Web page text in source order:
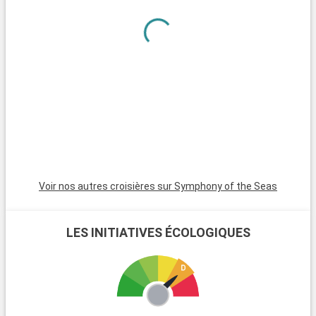
traditionnel, la maison des pionniers « Franck et Ivy
Stranahan » et enfin le « NSU Art Museum », un musée d'art
Voir nos autres croisières sur Symphony of the Seas
LES INITIATIVES ÉCOLOGIQUES